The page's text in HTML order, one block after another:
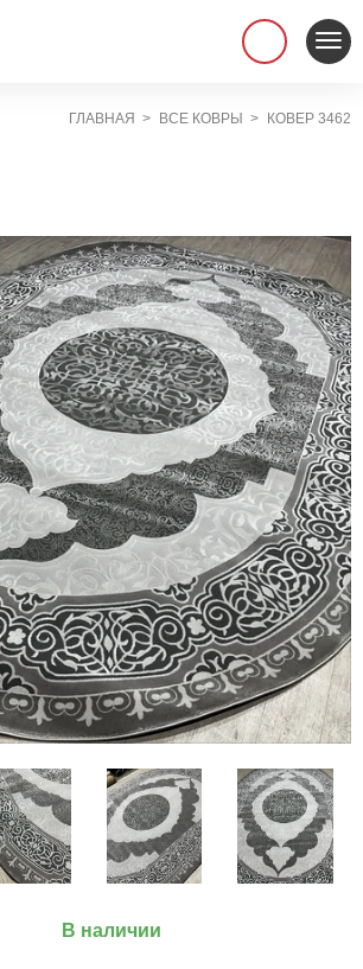
ГЛАВНАЯ ВСЕ КОВРЫ КОВЕР 3462
В наличии